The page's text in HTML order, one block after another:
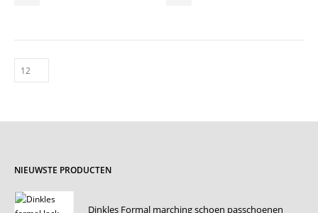
NIEUWSTE PRODUCTEN
Dinkles Formal marching schoen passchoenen